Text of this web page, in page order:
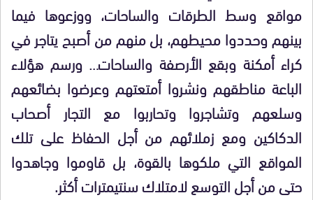
مواقع وسط الطرقات والساحات، ووزعوها فيما
بينهم وحددوا محيطهم، بل منهم من أصبح يتاجر في
كراء أمكنة وبقع الأرصفة والساحات… ورسم هؤلاء
الباعة مناطقهم ونشروا أمتعتهم وعرضوا بضائعهم
وسلعهم وتشاجروا وتحاربوا مع التجار أصحاب
الدكاكين ومع زملائهم من أجل الحفاظ على تلك
المواقع التي ملكوها بالقوة، بل قاوموا وجاهدوا
حتى من أجل التوسع لامتلاك سنتيمترات أكثر.